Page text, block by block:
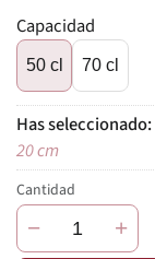
Capacidad
50 cl 70 cl
20 cm
Cantidad
− +